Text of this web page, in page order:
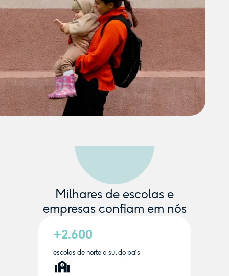
Milhares de escolas e
empresas confiam em nós
+2.600
escolas de norte a sul do país